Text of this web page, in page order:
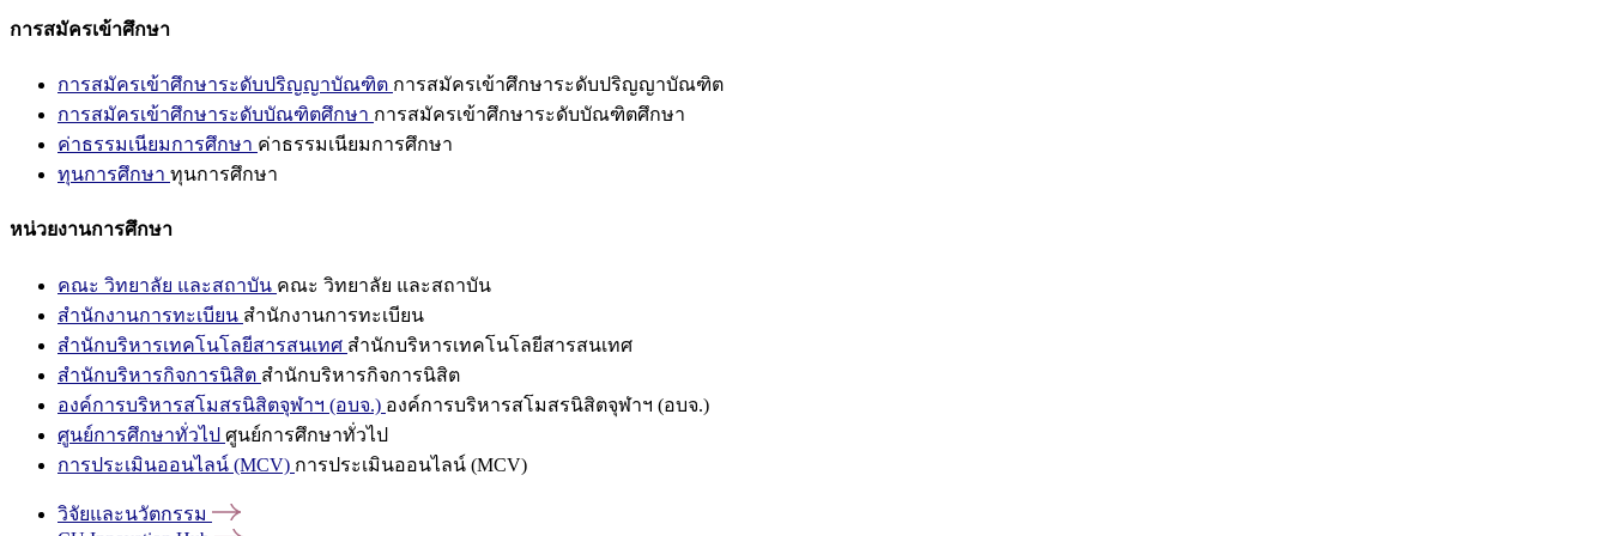
การสมัครเข้าศึกษา
การสมัครเข้าศึกษาระดับปริญญาบัณฑิต การสมัครเข้าศึกษาระดับปริญญาบัณฑิต
การสมัครเข้าศึกษาระดับบัณฑิตศึกษา การสมัครเข้าศึกษาระดับบัณฑิตศึกษา
ค่าธรรมเนียมการศึกษา ค่าธรรมเนียมการศึกษา
ทุนการศึกษา ทุนการศึกษา
หน่วยงานการศึกษา
คณะ วิทยาลัย และสถาบัน คณะ วิทยาลัย และสถาบัน
สำนักงานการทะเบียน สำนักงานการทะเบียน
สำนักบริหารเทคโนโลยีสารสนเทศ สำนักบริหารเทคโนโลยีสารสนเทศ
สำนักบริหารกิจการนิสิต สำนักบริหารกิจการนิสิต
องค์การบริหารสโมสรนิสิตจุฬาฯ (อบจ.) องค์การบริหารสโมสรนิสิตจุฬาฯ (อบจ.)
ศูนย์การศึกษาทั่วไป ศูนย์การศึกษาทั่วไป
การประเมินออนไลน์ (MCV) การประเมินออนไลน์ (MCV)
วิจัยและนวัตกรรม